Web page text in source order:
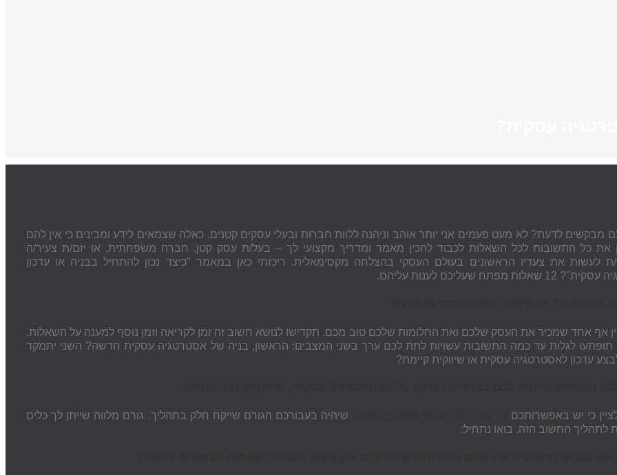
מבקשים לדעת? לא מעט פעמים אני יותר אוהב וניהנה ללוות חברות ובעלי עסקים קטנים. כאלה שצמאים לידע ומבינים כי אין להם
את כל התשובות לכל השאלות לכבוד להכין מאמר ומדריך מקצועי לך – בעל/ת עסק קטן, חברה משפחתית, או יזם/ת צעיר/ה
לעשות את צעדיו הראשונים בעולם העסקי בהצלחה מקסימאלית. ריכזתי כאן במאמר "כיצד נכון להתחיל בבניה או עדכון
מפתח שעליכם לענות עליהם.
אף אחד שמכיר את העסק שלכם ואת החלומות שלכם טוב מכם. תקדישו לנושא חשוב זה זמן לקריאה וזמן נוסף למענה על השאלות.
תופתעו לגלות עד כמה התשובות עשויות לתת לכם ערך בשני המצבים: הראשון, בניה של אסטרטגיה עסקית חדשה? השני יתמקד
עדכון לאסטרטגיה עסקית או שיווקית קיימת?
כי יש באפשרותכם
שיהיה בעבורכם הגורם שייקח חלק בתהליך. גורם מלווה שייתן לך כלים
לתהליך החשוב הזה. בואו נתחיל: